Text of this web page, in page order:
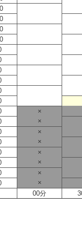
×
×
×
×
×
×
×
×
00分